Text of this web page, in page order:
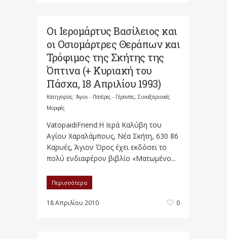
Οι Ιερομάρτυς Βασίλειος και
οι Οσιομάρτρες Θεράπων και
Τρόφιμος της Σκήτης της
Όπτινα (+ Κυριακή του
Πάσχα, 18 Απριλίου 1993)
Κατηγορίες: Άγιοι - Πατέρες - Γέροντες, Συναξαριακές
Μορφές
VatopaidiFriend:Η Ιερά Καλύβη του
Αγίου Χαραλάμπους, Νέα Σκήτη, 630 86
Καρυές, Άγιον Όρος έχει εκδόσει το
πολύ ενδιαφέρον βιβλίο «Ματωμένο...
Περισσότερα
18 Απριλίου 2010 0